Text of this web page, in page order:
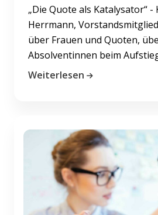
„Die Quote als Katalysator“ -
Herrmann,
über Frauen und Quoten,
Absolventinnen beim
Weiterlesen